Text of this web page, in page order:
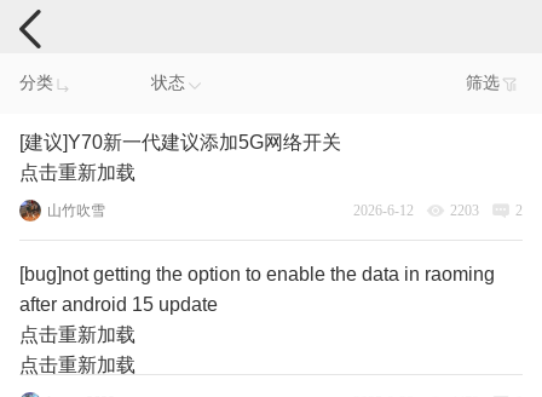
手机反馈
分类 状态 筛选
[建议]Y70新一代建议添加5G网络开关
点击重新加载
山竹吹雪 2026-6-12 2203 2
[bug]not getting the option to enable the data in raoming
after android 15 update
点击重新加载
点击重新加载